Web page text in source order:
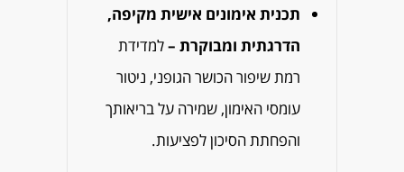
תכנית אימונים אישית מקיפה,
הדרגתית ומבוקרת –למדידת
רמת שיפור הכושר הגופני, ניטור
עומסי האימון, שמירה על בריאותך
והפחתת הסיכון לפציעות.